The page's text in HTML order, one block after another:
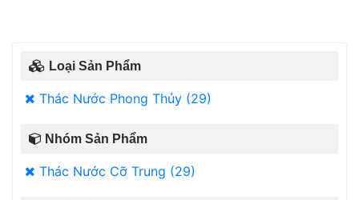
Loại Sản Phẩm
Thác Nước Phong Thủy (29)
Nhóm Sản Phẩm
Thác Nước Cỡ Trung (29)